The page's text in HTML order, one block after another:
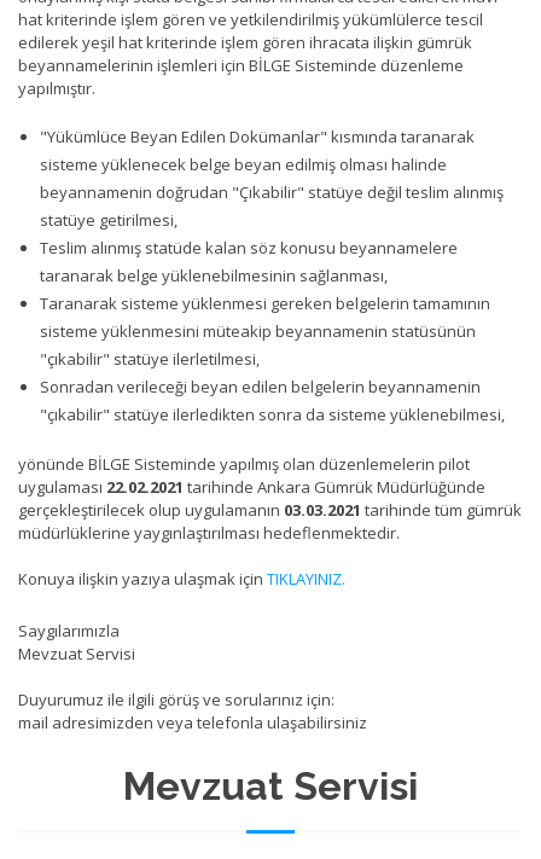
Mevzuat Servisi
hat kriterinde işlem gören ve yetkilendirilmiş yükümlülerce tescil
edilerek yeşil hat kriterinde işlem gören ihracata ilişkin gümrük
beyannamelerinin işlemleri için BİLGE Sisteminde düzenleme
yapılmıştır.
"Yükümlüce Beyan Edilen Dokümanlar" kısmında taranarak
sisteme yüklenecek belge beyan edilmiş olması halinde
beyannamenin doğrudan "Çıkabilir" statüye değil teslim alınmış
statüye getirilmesi,
Teslim alınmış statüde kalan söz konusu beyannamelere
taranarak belge yüklenebilmesinin sağlanması,
Taranarak sisteme yüklenmesi gereken belgelerin tamamının
sisteme yüklenmesini müteakip beyannamenin statüsünün
"çıkabilir" statüye ilerletilmesi,
Sonradan verileceği beyan edilen belgelerin beyannamenin
"çıkabilir" statüye ilerledikten sonra da sisteme yüklenebilmesi,
yönünde BİLGE Sisteminde yapılmış olan düzenlemelerin pilot
uygulaması 22.02.2021 tarihinde Ankara Gümrük Müdürlüğünde
gerçekleştirilecek olup uygulamanın 03.03.2021 tarihinde tüm gümrük
müdürlüklerine yaygınlaştırılması hedeflenmektedir.
Konuya ilişkin yazıya ulaşmak için TIKLAYINIZ.
Saygılarımızla
Mevzuat Servisi
Duyurumuz ile ilgili görüş ve sorularınız için:
mail adresimizden veya telefonla ulaşabilirsiniz